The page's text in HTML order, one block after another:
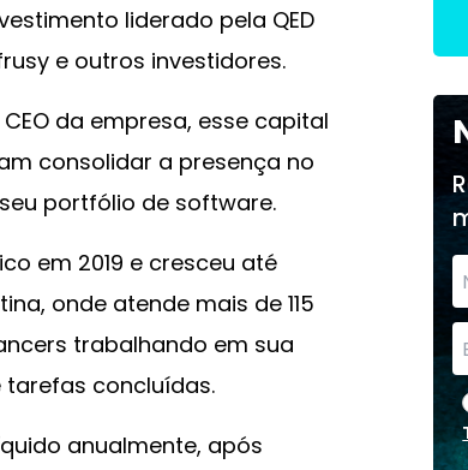
liderado pela QED
e outros investidores.
da empresa, esse capital
consolidar a presença no
portfólio de software.
em 2019 e cresceu até
onde atende mais de 115
trabalhando em sua
concluídas.
anualmente, após